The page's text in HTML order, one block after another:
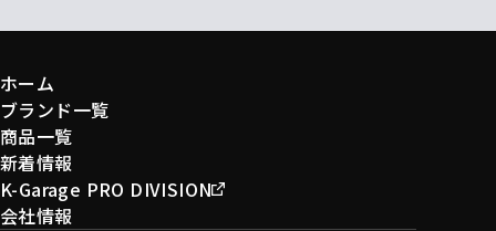
ホーム
ブランド一覧
商品一覧
新着情報
K-Garage PRO DIVISION
会社情報